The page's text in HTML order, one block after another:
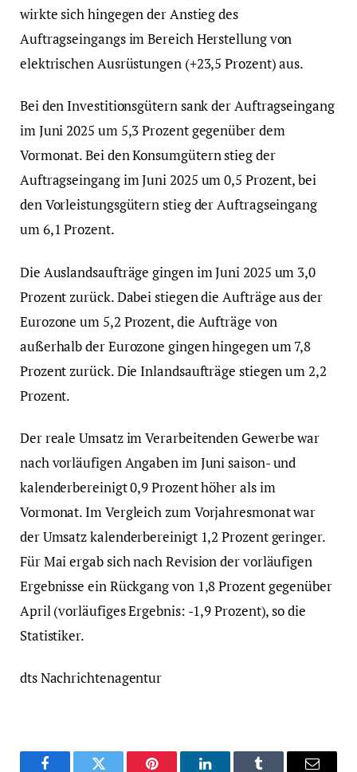
wirkte sich hingegen der Anstieg des
Auftragseingangs im Bereich Herstellung von
elektrischen Ausrüstungen (+23,5 Prozent) aus.
Bei den Investitionsgütern sank der Auftragseingang
im Juni 2025 um 5,3 Prozent gegenüber dem
Vormonat. Bei den Konsumgütern stieg der
Auftragseingang im Juni 2025 um 0,5 Prozent, bei
den Vorleistungsgütern stieg der Auftragseingang
um 6,1 Prozent.
Die Auslandsaufträge gingen im Juni 2025 um 3,0
Prozent zurück. Dabei stiegen die Aufträge aus der
Eurozone um 5,2 Prozent, die Aufträge von
außerhalb der Eurozone gingen hingegen um 7,8
Prozent zurück. Die Inlandsaufträge stiegen um 2,2
Prozent.
Der reale Umsatz im Verarbeitenden Gewerbe war
nach vorläufigen Angaben im Juni saison- und
kalenderbereinigt 0,9 Prozent höher als im
Vormonat. Im Vergleich zum Vorjahresmonat war
der Umsatz kalenderbereinigt 1,2 Prozent geringer.
Für Mai ergab sich nach Revision der vorläufigen
Ergebnisse ein Rückgang von 1,8 Prozent gegenüber
April (vorläufiges Ergebnis: -1,9 Prozent), so die
Statistiker.
dts Nachrichtenagentur